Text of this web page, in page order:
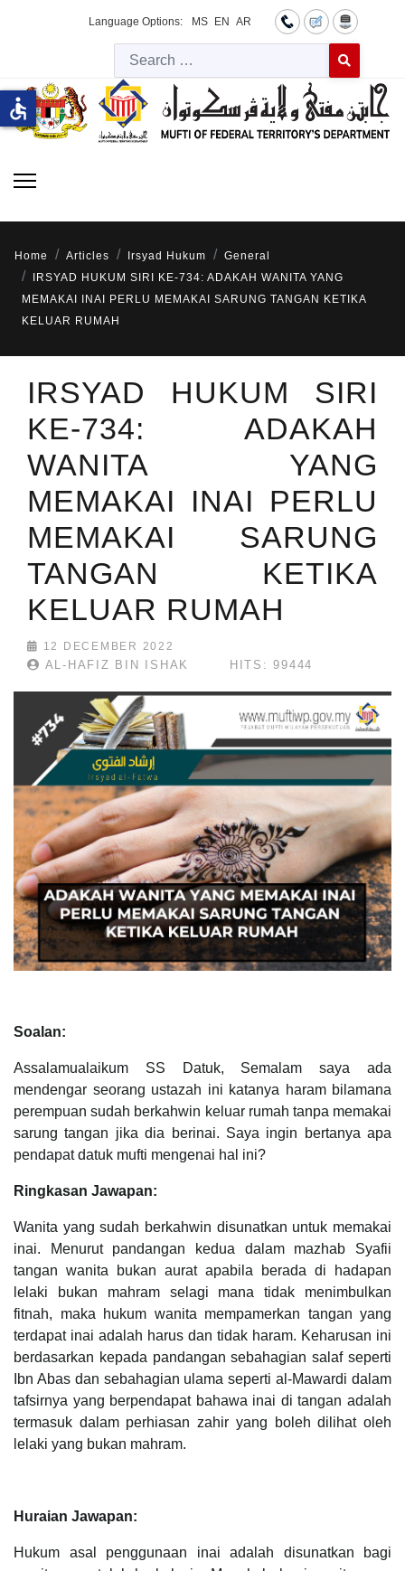
Language Options: MS EN AR
Type 2 or
Home Articles Irsyad Hukum
General
IRSYAD HUKUM SIRI KE-734: ADAKAH WANITA YANG
MEMAKAI INAI PERLU MEMAKAI SARUNG TANGAN KETIKA
KELUAR RUMAH
IRSYAD HUKUM SIRI
KE-734: ADAKAH
WANITA YANG
MEMAKAI INAI PERLU
MEMAKAI SARUNG
TANGAN KETIKA
KELUAR RUMAH
12 DECEMBER 2022
AL-HAFIZ BIN ISHAK HITS: 99444
Soalan:
Assalamualaikum SS Datuk, Semalam saya ada
mendengar seorang ustazah ini katanya haram bilamana
perempuan sudah berkahwin keluar rumah tanpa memakai
sarung tangan jika dia berinai. Saya ingin bertanya apa
pendapat datuk mufti mengenai hal ini?
Ringkasan Jawapan:
Wanita yang sudah berkahwin disunatkan untuk memakai
inai. Menurut pandangan kedua dalam mazhab Syafii
tangan wanita bukan aurat apabila berada di hadapan
lelaki bukan mahram selagi mana tidak menimbulkan
fitnah, maka hukum wanita mempamerkan tangan yang
terdapat inai adalah harus dan tidak haram. Keharusan ini
berdasarkan kepada pandangan sebahagian salaf seperti
Ibn Abas dan sebahagian ulama seperti al-Mawardi dalam
tafsirnya yang berpendapat bahawa inai di tangan adalah
termasuk dalam perhiasan zahir yang boleh dilihat oleh
lelaki yang bukan mahram.
Huraian Jawapan:
Hukum asal penggunaan inai adalah disunatkan bagi
accessible